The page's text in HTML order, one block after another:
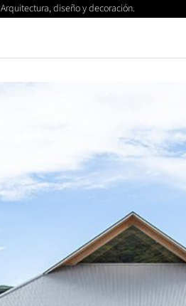
Arquitectura, diseño y decoración.